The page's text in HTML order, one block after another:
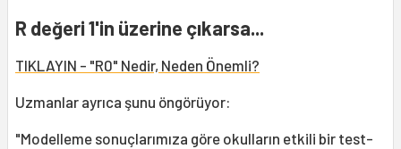
R değeri 1'in üzerine çıkarsa...
TIKLAYIN - "R0" Nedir, Neden Önemli?
Uzmanlar ayrıca şunu öngörüyor:
"Modelleme sonuçlarımıza göre okulların etkili bir test-